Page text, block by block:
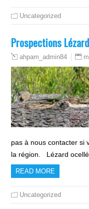
Uncategorized
Prospections
ahpam_admin84
pas à nous contacter si
la région. Lézard
READ MORE
Uncategorized